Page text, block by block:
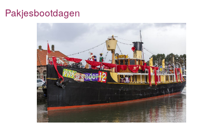
Pakjesbootdagen